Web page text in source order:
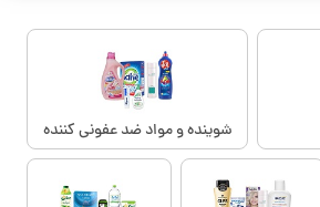
شوینده و مواد ضد عفونی کننده